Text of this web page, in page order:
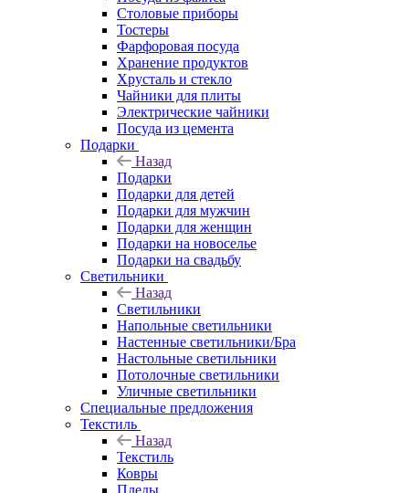
Столовые приборы
Тостеры
Фарфоровая посуда
Хранение продуктов
Хрусталь и стекло
Чайники для плиты
Электрические чайники
Посуда из цемента
Подарки
Назад
Подарки
Подарки для детей
Подарки для мужчин
Подарки для женщин
Подарки на новоселье
Подарки на свадьбу
Светильники
Назад
Светильники
Напольные светильники
Настенные светильники/Бра
Настольные светильники
Потолочные светильники
Уличные светильники
Специальные предложения
Текстиль
Назад
Текстиль
Ковры
Пледы